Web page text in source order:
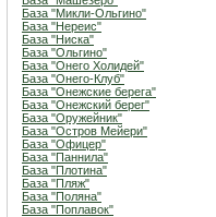
База "Микли-Ольгино"
База "Нереис"
База "Ниска"
База "Ольгино"
База "Онего Холидей"
База "Онего-Клуб"
База "Онежские берега"
База "Онежский берег"
База "Оружейник"
База "Остров Мейери"
База "Офицер"
База "Паннила"
База "Плотина"
База "Пляж"
База "Поляна"
База "Поплавок"